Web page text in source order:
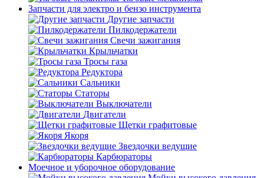
Запчасти для электро и бензо инструмента
Другие запчасти
Пилкодержатели
Свечи зажигания
Крыльчатки
Тросы газа
Редуктора
Сальники
Статоры
Выключатели
Двигатели
Щетки графитовые
Якоря
Звездочки ведущие
Карбюраторы
Моечное и уборочное оборудование